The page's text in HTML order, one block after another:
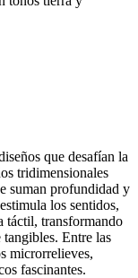
que desafían la
tridimensionales
suman profundidad y
los sentidos,
táctil, transformando
tangibles. Entre las
microrrelieves,
fascinantes.